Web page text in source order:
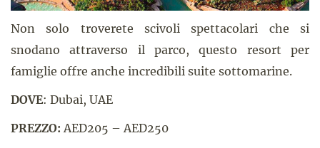
Non solo troverete scivoli spettacolari che si
snodano attraverso il parco, questo resort per
famiglie offre anche incredibili suite sottomarine.
DOVE: Dubai, UAE
PREZZO: AED205 – AED250